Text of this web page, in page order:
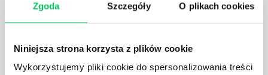
Zgoda Szczegóły O plikach cookies
Niniejsza strona korzysta z plików cookie
Wykorzystujemy pliki cookie do spersonalizowania treści
pewno liczyć?